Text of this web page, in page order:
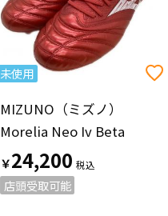
未使用
MIZUNO（ミズノ）
Morelia Neo Iv Beta
￥24,200
店頭受取可能